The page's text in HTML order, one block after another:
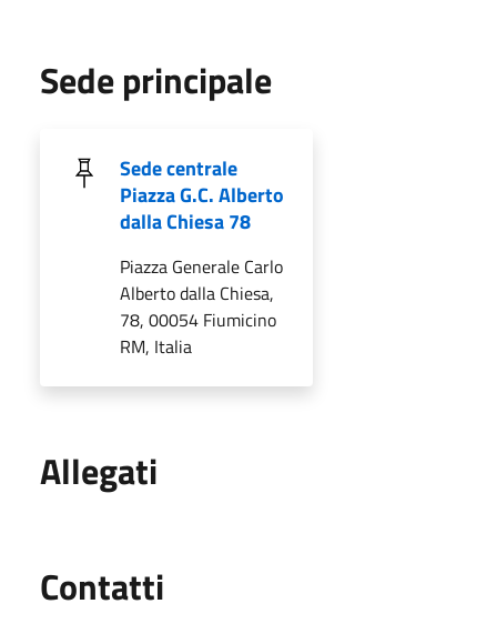
Sede principale
Sede centrale
Piazza G.C. Alberto
dalla Chiesa 78
Piazza Generale Carlo
Alberto dalla Chiesa,
78, 00054 Fiumicino
RM, Italia
Allegati
Contatti